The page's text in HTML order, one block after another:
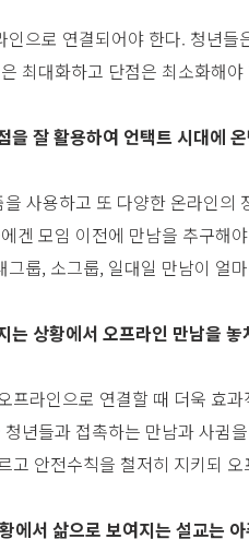
인으로 연결되어야 한다. 청년
최대화하고 단점은 최소화해
을 잘 활용하여 언택트 시대에
사용하고 또 다양한 온라인의
겐 모임 이전에 만남을 추구해
그룹, 소그룹, 일대일 만남이 얼
는 상황에서 오프라인 만남을 놓
프라인으로 연결할 때 더욱 효
년들과 접촉하는 만남과 사귐
고 안전수칙을 철저히 지키되
에서 삶으로 보여지는 설교는